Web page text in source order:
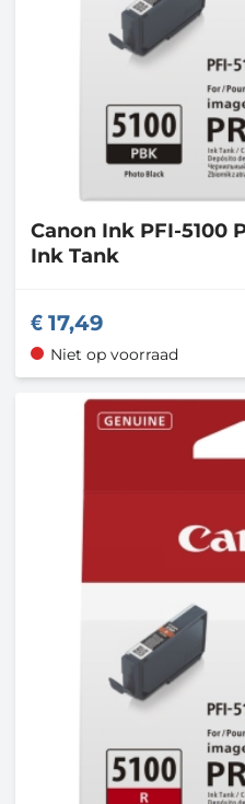
Canon Ink PFI-5100
Ink Tank
17,49
Niet op voorraad